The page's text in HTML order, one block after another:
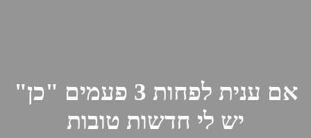
אם ענית לפחות 3 פעמים "כן"
יש לי חדשות טובות